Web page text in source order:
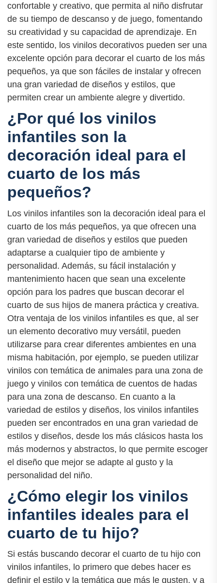
confortable y creativo, que permita al niño disfrutar
de su tiempo de descanso y de juego, fomentando
su creatividad y su capacidad de aprendizaje. En
este sentido, los vinilos decorativos pueden ser una
excelente opción para decorar el cuarto de los más
pequeños, ya que son fáciles de instalar y ofrecen
una gran variedad de diseños y estilos, que
permiten crear un ambiente alegre y divertido.
¿Por qué los vinilos
infantiles son la
decoración ideal para el
cuarto de los más
pequeños?
Los vinilos infantiles son la decoración ideal para el
cuarto de los más pequeños, ya que ofrecen una
gran variedad de diseños y estilos que pueden
adaptarse a cualquier tipo de ambiente y
personalidad. Además, su fácil instalación y
mantenimiento hacen que sean una excelente
opción para los padres que buscan decorar el
cuarto de sus hijos de manera práctica y creativa.
Otra ventaja de los vinilos infantiles es que, al ser
un elemento decorativo muy versátil, pueden
utilizarse para crear diferentes ambientes en una
misma habitación, por ejemplo, se pueden utilizar
vinilos con temática de animales para una zona de
juego y vinilos con temática de cuentos de hadas
para una zona de descanso. En cuanto a la
variedad de estilos y diseños, los vinilos infantiles
pueden ser encontrados en una gran variedad de
estilos y diseños, desde los más clásicos hasta los
más modernos y abstractos, lo que permite escoger
el diseño que mejor se adapte al gusto y la
personalidad del niño.
¿Cómo elegir los vinilos
infantiles ideales para el
cuarto de tu hijo?
Si estás buscando decorar el cuarto de tu hijo con
vinilos infantiles, lo primero que debes hacer es
definir el estilo y la temática que más le gusten, y a